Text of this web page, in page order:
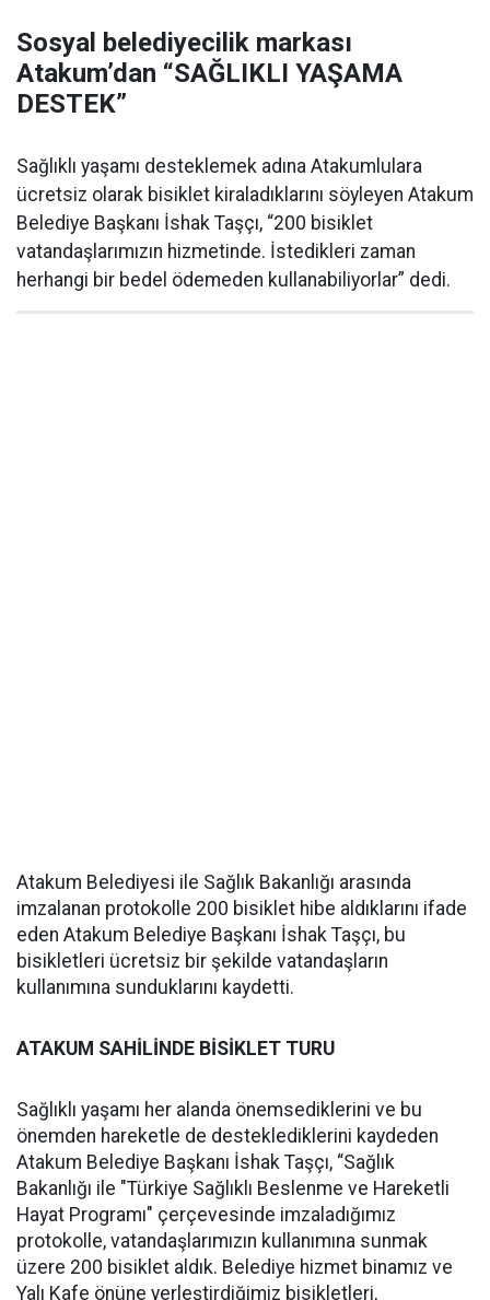
Sosyal belediyecilik markası
Atakum’dan “SAĞLIKLI YAŞAMA
DESTEK”
Sağlıklı yaşamı desteklemek adına Atakumlulara
ücretsiz olarak bisiklet kiraladıklarını söyleyen Atakum
Belediye Başkanı İshak Taşçı, “200 bisiklet
vatandaşlarımızın hizmetinde. İstedikleri zaman
herhangi bir bedel ödemeden kullanabiliyorlar” dedi.
Atakum Belediyesi ile Sağlık Bakanlığı arasında
imzalanan protokolle 200 bisiklet hibe aldıklarını ifade
eden Atakum Belediye Başkanı İshak Taşçı, bu
bisikletleri ücretsiz bir şekilde vatandaşların
kullanımına sunduklarını kaydetti.
ATAKUM SAHİLİNDE BİSİKLET TURU
Sağlıklı yaşamı her alanda önemsediklerini ve bu
önemden hareketle de desteklediklerini kaydeden
Atakum Belediye Başkanı İshak Taşçı, “Sağlık
Bakanlığı ile "Türkiye Sağlıklı Beslenme ve Hareketli
Hayat Programı" çerçevesinde imzaladığımız
protokolle, vatandaşlarımızın kullanımına sunmak
üzere 200 bisiklet aldık. Belediye hizmet binamız ve
Yalı Kafe önüne yerleştirdiğimiz bisikletleri,